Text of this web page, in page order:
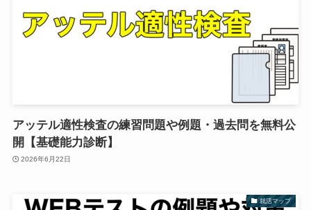
アッテル適性検査の練習問題や例題・過去問を無料公
開【基礎能力診断】
2026年6月22日
就活マップ